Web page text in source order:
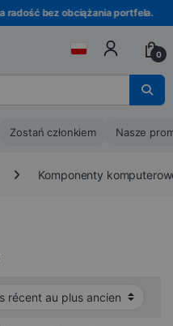
bez obciążania portfela.
0
Zostań członkiem Nasze
Komponenty
Trié du plus récent au plus ancien